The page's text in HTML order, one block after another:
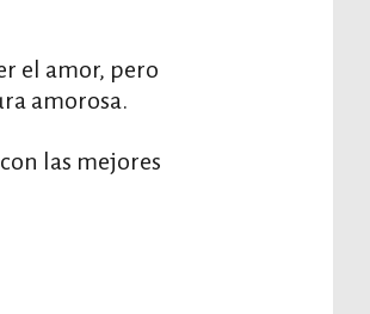
el amor, pero
amorosa.
las mejores